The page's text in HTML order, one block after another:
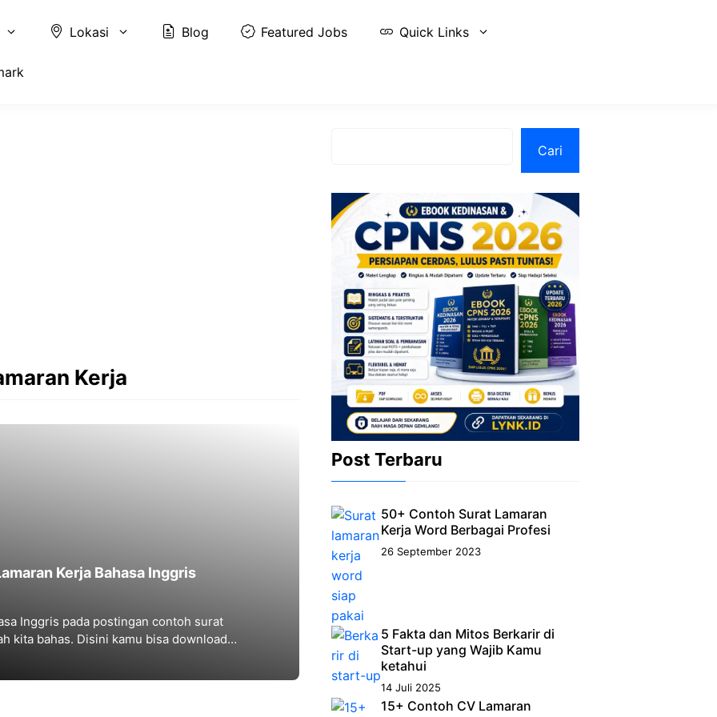
Lokasi Blog Featured Jobs Quick Links
Kerja
Kerja Bahasa Inggris
Inggris pada postingan contoh surat
kita bahas. Disini kamu bisa download
Cari
Post Terbaru
50+ Contoh Surat Lamaran
Kerja Word Berbagai Profesi
26 September 2023
5 Fakta dan Mitos Berkarir di
Start-up yang Wajib Kamu
ketahui
14 Juli 2025
15+ Contoh CV Lamaran